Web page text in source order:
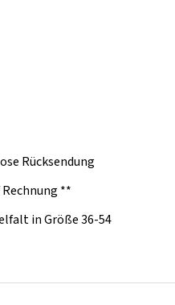
Rücksendung
Rechnung **
in Größe 36-54